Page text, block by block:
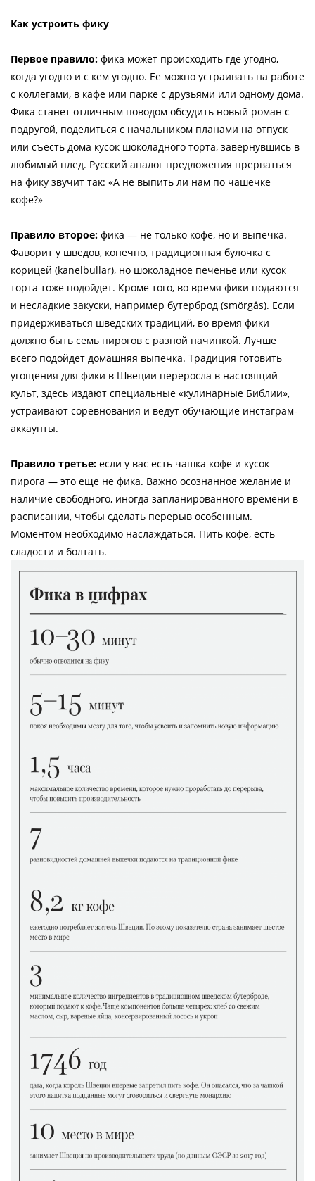
Как устроить фику
Первое правило: фика может происходить где угодно,
когда угодно и с кем угодно. Ее можно устраивать на работе
с коллегами, в кафе или парке с друзьями или одному дома.
Фика станет отличным поводом обсудить новый роман с
подругой, поделиться с начальником планами на отпуск
или съесть дома кусок шоколадного торта, завернувшись в
любимый плед. Русский аналог предложения прерваться
на фику звучит так: «А не выпить ли нам по чашечке
кофе?»
Правило второе: фика — не только кофе, но и выпечка.
Фаворит у шведов, конечно, традиционная булочка с
корицей (kanelbullar), но шоколадное печенье или кусок
торта тоже подойдет. Кроме того, во время фики подаются
и несладкие закуски, например бутерброд (smörgås). Если
придерживаться шведских традиций, во время фики
должно быть семь пирогов с разной начинкой. Лучше
всего подойдет домашняя выпечка. Традиция готовить
угощения для фики в Швеции переросла в настоящий
культ, здесь издают специальные «кулинарные Библии»,
устраивают соревнования и ведут обучающие инстаграм-
аккаунты.
Правило третье: если у вас есть чашка кофе и кусок
пирога — это еще не фика. Важно осознанное желание и
наличие свободного, иногда запланированного времени в
расписании, чтобы сделать перерыв особенным.
Моментом необходимо наслаждаться. Пить кофе, есть
сладости и болтать.